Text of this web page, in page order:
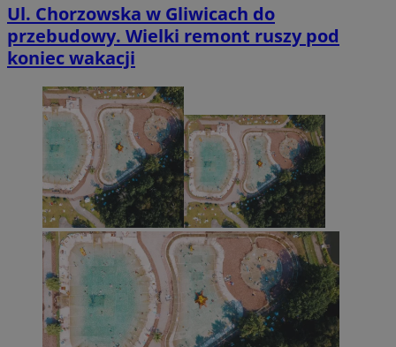
Ul. Chorzowska w Gliwicach do
przebudowy. Wielki remont ruszy pod
koniec wakacji